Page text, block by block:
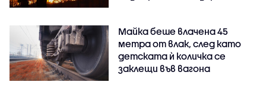
Майка беше влачена 45
метра от влак, след като
детската ѝ количка се
заклещи във вагона